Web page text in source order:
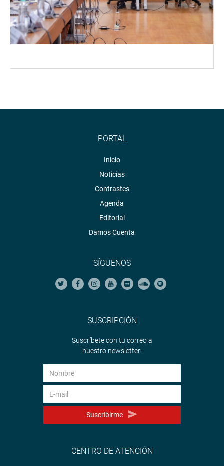
PORTAL
Inicio
Noticias
Contrastes
Agenda
Editorial
Damos Cuenta
SÍGUENOS
SUSCRIPCIÓN
Suscríbete con tu correo a
nuestro newsletter.
Suscribirme
CENTRO DE ATENCIÓN